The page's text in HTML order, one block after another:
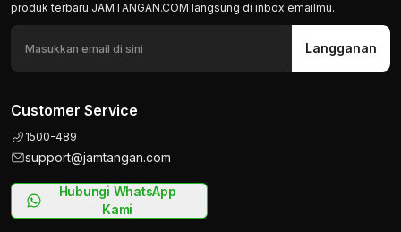
produk terbaru JAMTANGAN.COM langsung di inbox emailmu.
Langganan
Customer Service
1500-489
support@jamtangan.com
Hubungi WhatsApp
Kami